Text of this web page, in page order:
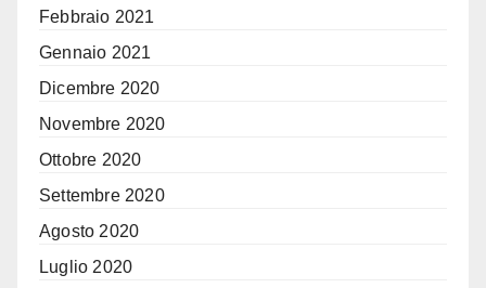
Febbraio 2021
Gennaio 2021
Dicembre 2020
Novembre 2020
Ottobre 2020
Settembre 2020
Agosto 2020
Luglio 2020